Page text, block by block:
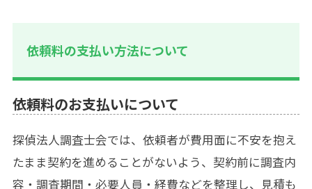
依頼料の支払い方法について
依頼料のお支払いについて
探偵法人調査士会では、依頼者が費用面に不安を抱え
たまま契約を進めることがないよう、契約前に調査内
容・調査期間・必要人員・経費などを整理し、見積も